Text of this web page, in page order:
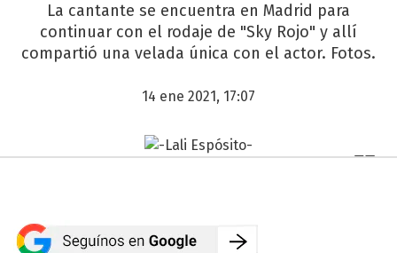
La cantante se encuentra en Madrid para
continuar con el rodaje de "Sky Rojo" y allí
compartió una velada única con el actor. Fotos.
14 ene 2021, 17:07